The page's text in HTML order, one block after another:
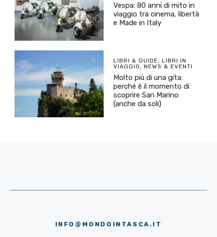
Vespa: 80 anni di mito in
viaggio tra cinema, libertà
e Made in Italy
LIBRI & GUIDE, LIBRI IN
VIAGGIO , NEWS & EVENTI
Molto più di una gita:
perché è il momento di
scoprire San Marino
(anche da soli)
INFO@MONDOINTASCA.IT